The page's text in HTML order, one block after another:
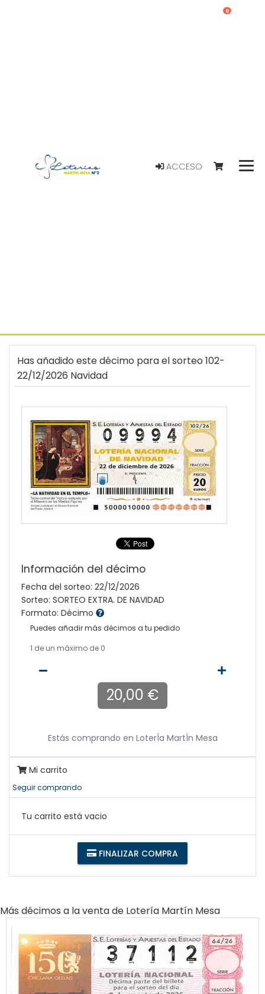
ACCESO
0
Has añadido este décimo para el sorteo 102-
22/12/2026 Navidad
Información del décimo
Fecha del sorteo: 22/12/2026
Sorteo: SORTEO EXTRA. DE NAVIDAD
Formato: Décimo
Puedes añadir más décimos a tu pedido
1 de un máximo de 0
20,00 €
Estás comprando en LoterÍa MartÍn Mesa
Mi carrito
Seguir comprando
Tu carrito está vacio
FINALIZAR COMPRA
Más décimos a la venta de Lotería Martín Mesa